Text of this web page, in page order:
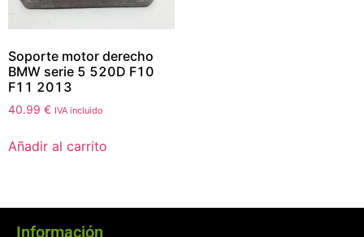
Soporte motor derecho
BMW serie 5 520D F10
F11 2013
40.99 € IVA incluido
Añadir al carrito
Información